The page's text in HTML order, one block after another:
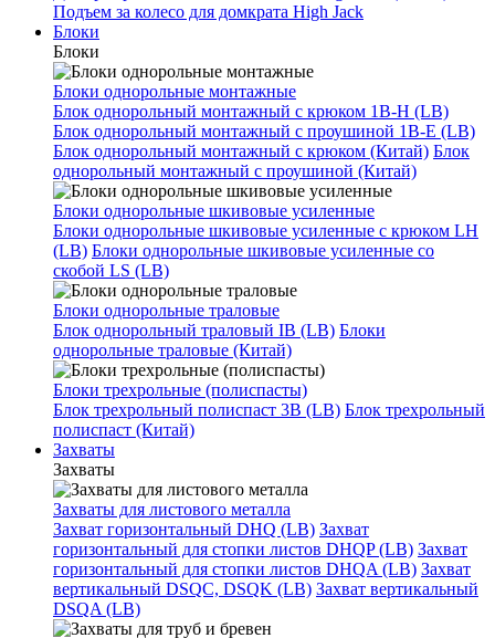
Подъем за колесо для домкрата High Jack
Блоки
Блоки
Блоки однорольные монтажные
Блок однорольный монтажный с крюком 1B-H (LB)
Блок однорольный монтажный с проушиной 1B-E (LB)
Блок однорольный монтажный с крюком (Китай) Блок
однорольный монтажный с проушиной (Китай)
Блоки однорольные шкивовые усиленные
Блоки однорольные шкивовые усиленные с крюком LH
(LB) Блоки однорольные шкивовые усиленные со
скобой LS (LB)
Блоки однорольные траловые
Блок однорольный траловый IB (LB) Блоки
однорольные траловые (Китай)
Блоки трехрольные (полиспасты)
Блок трехрольный полиспаст 3B (LB) Блок трехрольный
полиспаст (Китай)
Захваты
Захваты
Захваты для листового металла
Захват горизонтальный DHQ (LB) Захват
горизонтальный для стопки листов DHQP (LB) Захват
горизонтальный для стопки листов DHQA (LB) Захват
вертикальный DSQC, DSQK (LB) Захват вертикальный
DSQA (LB)